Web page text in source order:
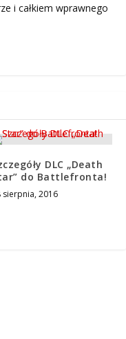
i całkiem wprawnego
DLC „Death
do Battlefronta!
sierpnia, 2016